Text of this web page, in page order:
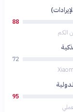
88
الكم
72
95